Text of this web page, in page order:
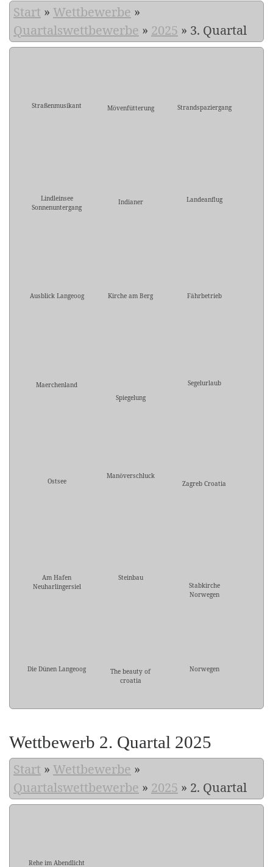
Start » Wettbewerbe »
Quartalswettbewerbe » 2025 » 3. Quartal
Straßenmusikant Mövenfütterung Strandspaziergang
Lindleinsee
Sonnenuntergang
Indianer Landeanflug
Ausblick Langeoog Kirche am Berg Fährbetrieb
Maerchenland
Spiegelung
Segelurlaub
Ostsee
Manöverschluck
Zagreb Croatia
Am Hafen
Neuharlingersiel
Steinbau
Stabkirche
Norwegen
Die Dünen Langeoog
The beauty of
croatia
Norwegen
Wettbewerb 2. Quartal 2025
Start » Wettbewerbe »
Quartalswettbewerbe » 2025 » 2. Quartal
Rehe im Abendlicht